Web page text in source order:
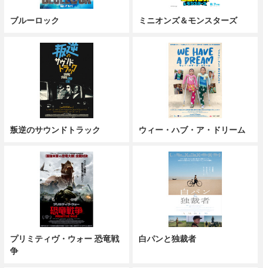
ブルーロック ミニオンズ＆モンスターズ
叛逆のサウンドトラック ウィー・ハブ・ア・ドリーム
プリミティヴ・ウォー 恐竜戦
争
白パンと独裁者